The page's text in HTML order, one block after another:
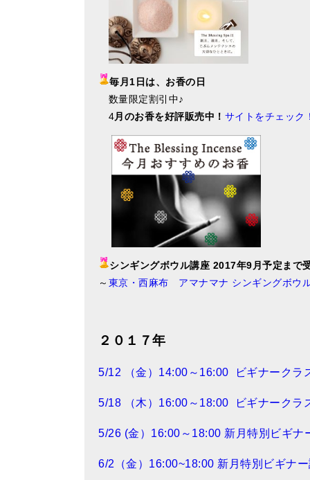
毎月1日は、お香の日
数量限定割引中♪
4月のお香を好評販売中！ サイトをチェック
シンギングボウル講座 2017年9月予定まで
～ 東京・西麻布 アマナマナ シンギングボウ
２０１７年
5/12 （金）14:00～16:00 ビギナークラ
5/18 （木）16:00～18:00 ビギナークラ
5/26 (金）16:00～18:00 新月特別ビギナ
6/2（金）16:00~18:00 新月特別ビギナ